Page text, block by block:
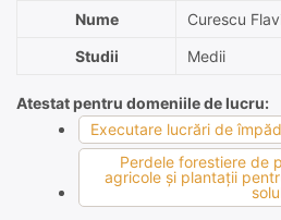
Nume
Curescu
Studii
Medii
Atestat pentru domeniile de lucru:
Executare lucrări de
Perdele forestiere de
agricole şi plantaţii